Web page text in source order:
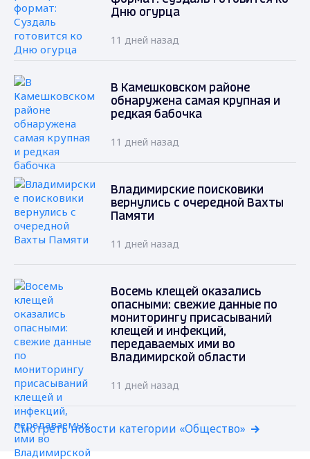
Дню огурца
11 дней назад
В Камешковском районе
обнаружена самая крупная и
редкая бабочка
11 дней назад
Владимирские поисковики
вернулись с очередной Вахты
Памяти
11 дней назад
Восемь клещей оказались
опасными: свежие данные по
мониторингу присасываний
клещей и инфекций,
передаваемых ими во
Владимирской области
11 дней назад
Смотреть новости категории «Общество»